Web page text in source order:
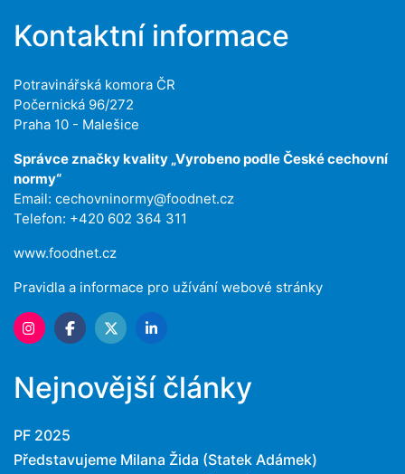
Kontaktní informace
Potravinářská komora ČR
Počernická 96/272
Praha 10 - Malešice
Správce značky kvality „Vyrobeno podle České cechovní
normy“
Email: cechovninormy@foodnet.cz
Telefon: +420 602 364 311
www.foodnet.cz
Pravidla a informace pro užívání webové stránky
Nejnovější články
PF 2025
Představujeme Milana Žida (Statek Adámek)